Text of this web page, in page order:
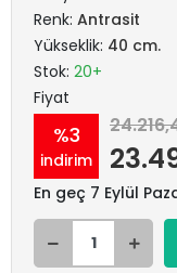
Renk: Antrasit
Yükseklik: 40 cm.
Stok: 20+
Fiyat
%3
indirim
En geç 7 Eylül